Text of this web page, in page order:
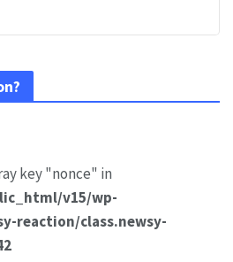
key "nonce" in
v15/wp-
reaction/class.newsy-